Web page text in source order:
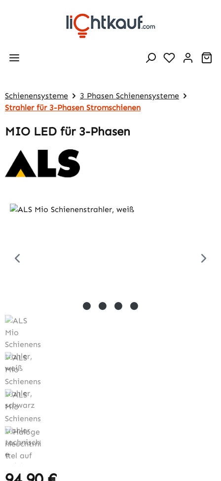
Zum Hauptinhalt springen
Schienensysteme
3 Phasen Schienensysteme
Strahler für 3-Phasen Stromschienen
MIO LED für 3-Phasen
Bildergalerie überspringen
Regulärer Preis: